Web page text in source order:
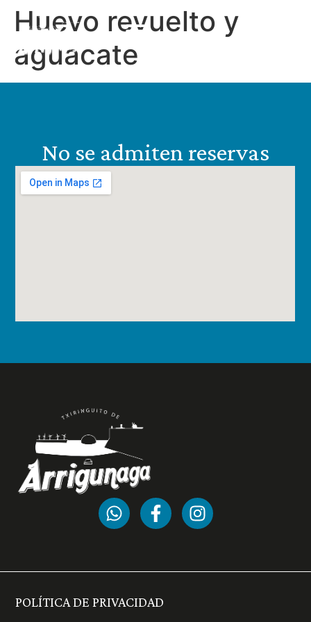
ES
EN
Huevo revuelto y
aguacate
No se admiten reservas
POLÍTICA DE PRIVACIDAD